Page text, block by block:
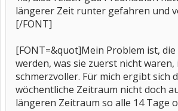
längerer Zeit runter gefahren und
[/FONT]
[FONT=&quot]Mein Problem ist,
werden, was sie zuerst nicht waren,
schmerzvoller. Für mich ergibt sich
wöchentliche Zeitraum nicht doch
längeren Zeitraum so alle 14 Tage